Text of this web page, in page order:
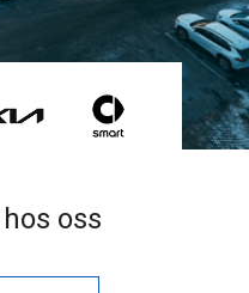
oss